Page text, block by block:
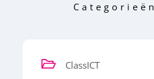
Categorieën
ClassICT